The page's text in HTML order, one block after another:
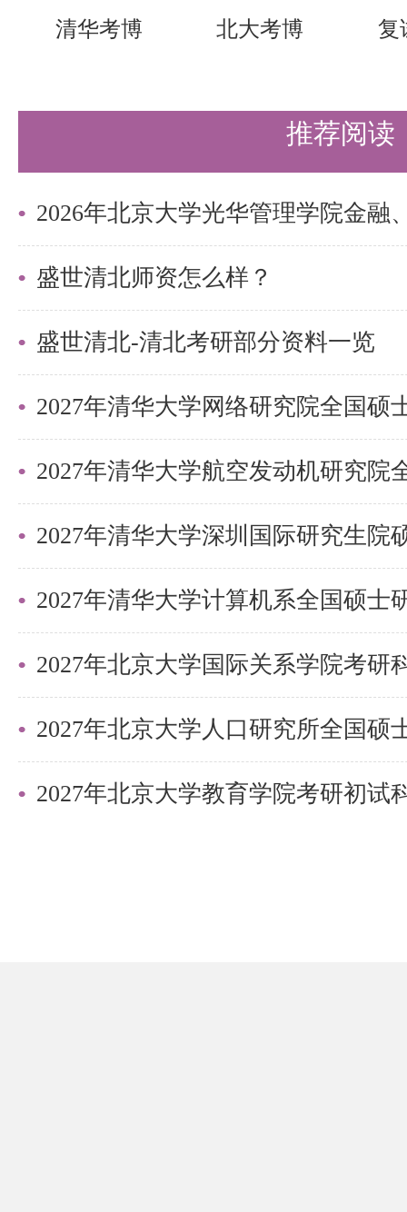
清华考博 北大考博 复
推荐阅读
盛世清北师资怎么样？
盛世清北-清北考研部分资料一览
2027年清华大学深圳国际研究生院
2027年北京大学国际关系学院考研
2027年北京大学教育学院考研初试